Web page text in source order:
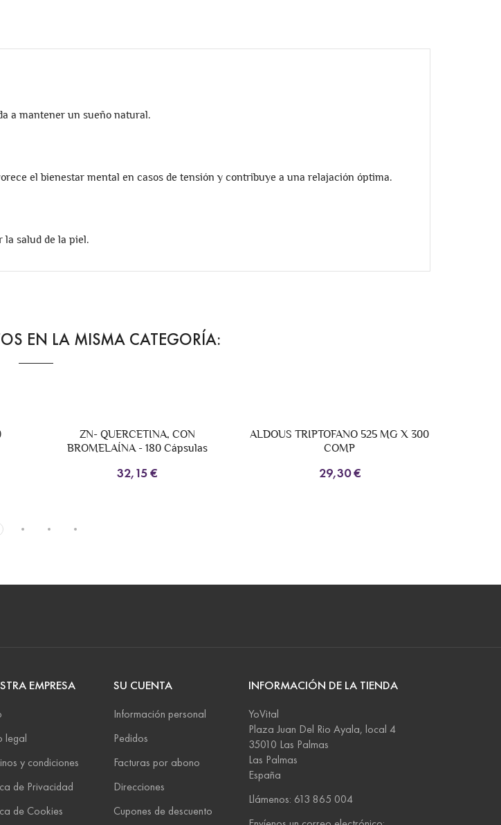
a mantener un sueño natural.
el bienestar mental en casos de tensión y contribuye a una relajación óptima.
la salud de la piel.
EN LA MISMA CATEGORÍA:
ZN- QUERCETINA, CON
BROMELAÍNA - 180 Cápsulas
32,15 €
ALDOUS TRIPTOFANO 525 MG X 300
COMP
29,30 €
EMPRESA
legal
y condiciones
de Privacidad
de Cookies
SU CUENTA
Información personal
Pedidos
Facturas por abono
Direcciones
Cupones de descuento
INFORMACIÓN DE LA TIENDA
YoVital
Plaza Juan Del Rio Ayala, local 4
35010 Las Palmas
Las Palmas
España
Llámenos: 613 865 004